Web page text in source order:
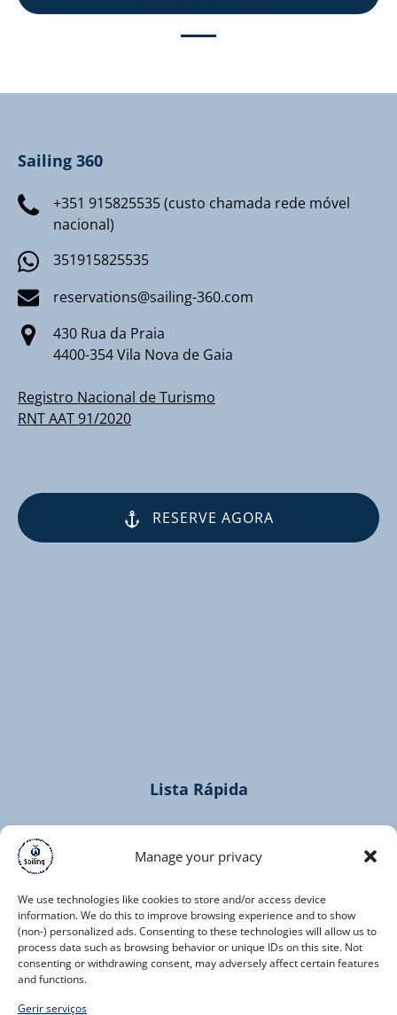
Manage your privacy
We use technologies like cookies to store and/or access device
information. We do this to improve browsing experience and to show
(non-) personalized ads. Consenting to these technologies will allow us to
process data such as browsing behavior or unique IDs on this site. Not
consenting or withdrawing consent, may adversely affect certain features
and functions.
Gerir serviços
Sailing 360
+351 915825535 (custo chamada rede móvel
nacional)
351915825535
reservations@sailing-360.com
430 Rua da Praia
4400-354 Vila Nova de Gaia
Registro Nacional de Turismo
RNT AAT 91/2020
RESERVE AGORA
Lista Rápida
Home
Cruzeiros